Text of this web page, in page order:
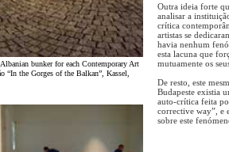
bunker for each Contemporary Art
“In the Gorges of the Balkan”, Kassel,
Outra ideia forte
analisar a
crítica
artistas se
havia nenhum
esta lacuna que
mutuamente os
De resto, este
Budapeste existia
auto-crítica feita
corrective way”, e
sobre este